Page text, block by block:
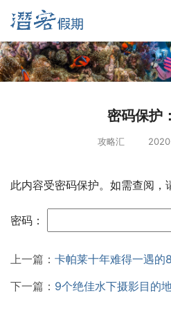
密码保护
攻略汇
此内容受密码保护。如需查阅，
密码：
上一篇： 卡帕莱十年难得一遇的8
下一篇： 9个绝佳水下摄影目的